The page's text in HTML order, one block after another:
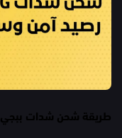
طريقة شحن شدات ببجي PUBG؟